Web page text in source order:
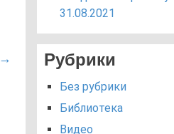
→
31.08.2021
Рубрики
Без рубрики
Библиотека
Видео